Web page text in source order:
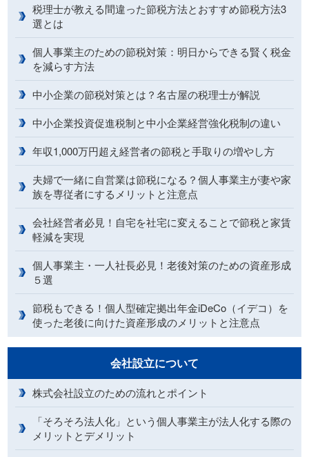
税理士が教える間違った節税方法とおすすめ節税方法3
選とは
個人事業主のための節税対策：明日からできる賢く税金
を減らす方法
中小企業の節税対策とは？名古屋の税理士が解説
中小企業投資促進税制と中小企業経営強化税制の違い
年収1,000万円超え経営者の節税と手取りの増やし方
夫婦で一緒に自営業は節税になる？個人事業主が妻や家
族を専従者にするメリットと注意点
会社経営者必見！自宅を社宅に変えることで節税と家賃
軽減を実現
個人事業主・一人社長必見！老後対策のための資産形成
５選
節税もできる！個人型確定拠出年金iDeCo（イデコ）を
使った老後に向けた資産形成のメリットと注意点
会社設立について
株式会社設立のための流れとポイント
「そろそろ法人化」という個人事業主が法人化する際の
メリットとデメリット